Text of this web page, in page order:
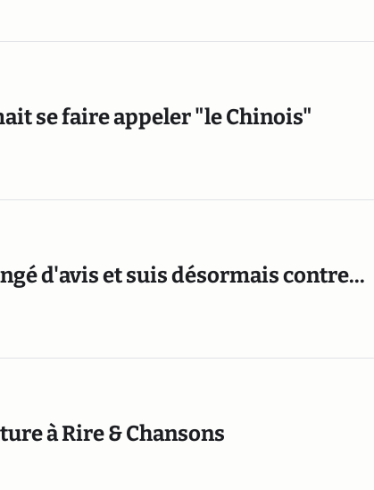
se faire appeler "le Chinois"
d'avis et suis désormais contre...
à Rire & Chansons